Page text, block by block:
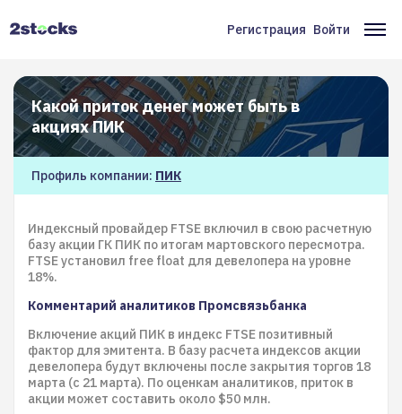
Меню
учётной
записи
пользователя
Регистрация Войти
Какой приток денег может быть в
акциях ПИК
Профиль компании: ПИК
Индексный провайдер FTSE включил в свою расчетную
базу акции ГК ПИК по итогам мартовского пересмотра.
FTSE установил free float для девелопера на уровне
18%.
Комментарий аналитиков Промсвязьбанка
Включение акций ПИК в индекс FTSE позитивный
фактор для эмитента. В базу расчета индексов акции
девелопера будут включены после закрытия торгов 18
марта (с 21 марта). По оценкам аналитиков, приток в
акции может составить около $50 млн.